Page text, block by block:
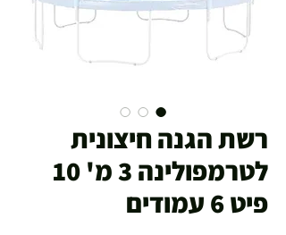
רשת הגנה חיצונית
לטרמפולינה 3 מ' 10
פיט 6 עמודים